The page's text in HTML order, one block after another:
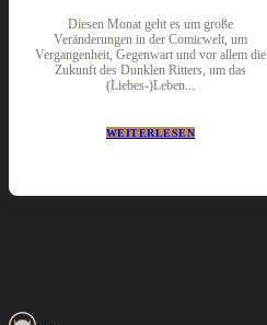
Diesen Monat geht es um große
Veränderungen in der Comicwelt, um
Vergangenheit, Gegenwart und vor allem die
Zukunft des Dunklen Ritters, um das
(Liebes-)Leben...
WEITERLESEN